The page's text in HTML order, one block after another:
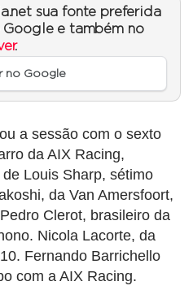
sua fonte preferida
e também no
.
no Google
a sessão com o sexto
da AIX Racing,
Louis Sharp, sétimo
da Van Amersfoort,
Clerot, brasileiro da
Nicola Lacorte, da
Fernando Barrichello
com a AIX Racing.